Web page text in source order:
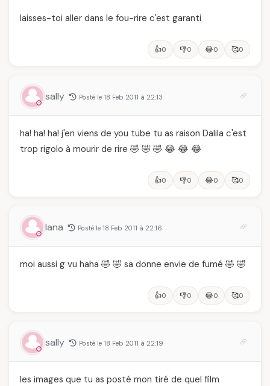
laisses-toi aller dans le fou-rire c'est garanti
👍0 👎0 😂0 🥰0
sally Posté le 18 Feb 2011 à 22:13
ha! ha! ha! j'en viens de you tube tu as raison Dalila c'est
trop rigolo à mourir de rire 🤣 🤣 🤣 😂 😂 😂
👍0 👎0 😂0 🥰0
lana Posté le 18 Feb 2011 à 22:16
moi aussi g vu haha 🤣 🤣 sa donne envie de fumé 🤣 🤣
👍0 👎0 😂0 🥰0
sally Posté le 18 Feb 2011 à 22:19
les images que tu as posté mon tiré de quel film